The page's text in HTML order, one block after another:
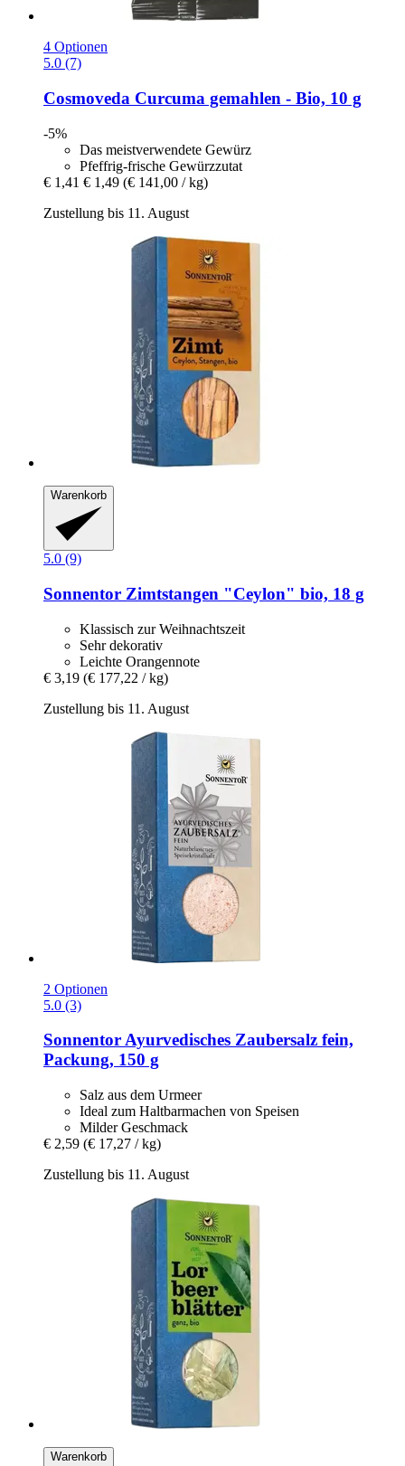
4 Optionen
5.0 (7)
Cosmoveda Curcuma gemahlen -​ Bio, 10 g
-5%
Das meistverwendete Gewürz
Pfeffrig-frische Gewürzzutat
€ 1,41 € 1,49 (€ 141,00 / kg)
Zustellung bis 11. August
Warenkorb
5.0 (9)
Sonnentor Zimtstangen "Ceylon" bio, 18 g
Klassisch zur Weihnachtszeit
Sehr dekorativ
Leichte Orangennote
€ 3,19 (€ 177,22 / kg)
Zustellung bis 11. August
2 Optionen
5.0 (3)
SonnentorAyurvedisches Zaubersalz fein,
Packung, 150 g
Salz aus dem Urmeer
Ideal zum Haltbarmachen von Speisen
Milder Geschmack
€ 2,59 (€ 17,27 / kg)
Zustellung bis 11. August
Warenkorb